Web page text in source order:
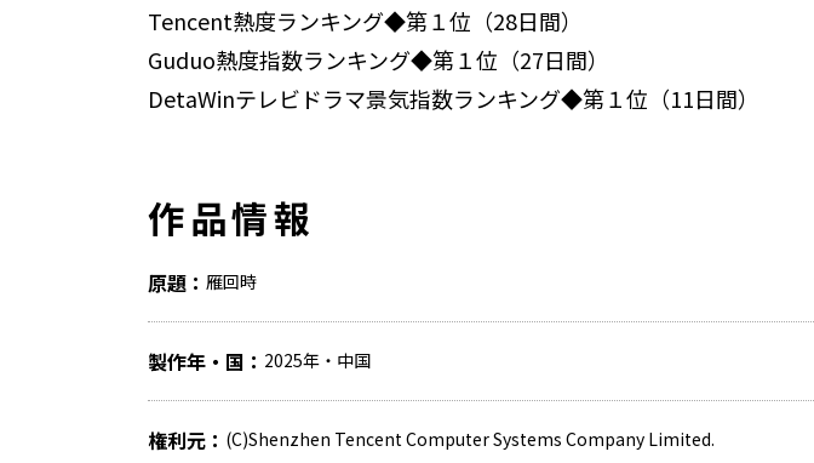
Tencent熱度ランキング◆第１位（28日間）
Guduo熱度指数ランキング◆第１位（27日間）
DetaWinテレビドラマ景気指数ランキング◆第１位（11日間）
作品情報
原題 雁回時
製作年・国 2025年・中国
権利元 (C)Shenzhen Tencent Computer Systems Company Limited.